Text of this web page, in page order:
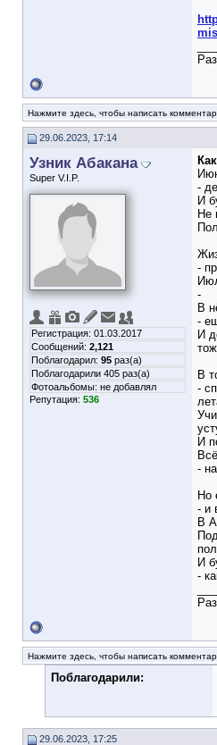
Нажмите здесь, чтобы написать
29.06.2023, 17:14
Узник Абакана
Super V.I.P.
Регистрация: 01.03.2017
Сообщений: 2,121
Поблагодарил: 95 раз(а)
Поблагодарили 405 раз(а)
Фотоальбомы: не добавлял
Репутация: 536
-
И
Не
-
-
В
-
И
В
-
И
-
Но
- и
В
И
-
Нажмите здесь, чтобы написать
Поблагодарили:
29.06.2023, 17:25